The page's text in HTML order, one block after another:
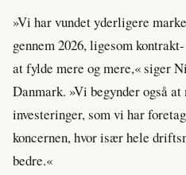
»Vi har vundet yderligere
gennem 2026, ligesom
at fylde mere og mere,« siger
Danmark. »Vi begynder også
investeringer, som vi har
koncernen, hvor især hele
bedre.«